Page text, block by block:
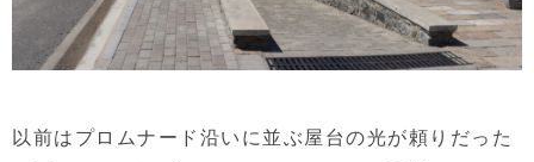
以前はプロムナード沿いに並ぶ屋台の光が頼りだった